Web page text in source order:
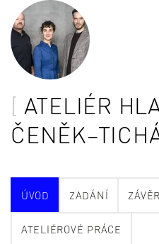
ATELIÉR
ÚVOD ZADÁNÍ
ATELIÉROVÉ PRÁCE